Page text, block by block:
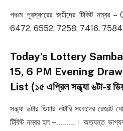
পঞ্চম পুরস্কারের জয়ীদের টিকিট
6472, 6552, 7258, 7416,
Today’s Lottery
15, 6 PM Evening
List (১৫ এপ্রিল সন্ধ্যা ৬টা-র
সন্ধ্যা ৬টার ডিয়ার লটারি সংবাদের
টিকিট নম্বর হল – ………। অত্যন্ত